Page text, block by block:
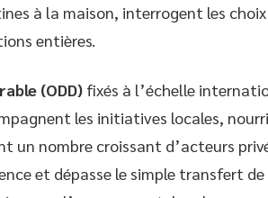
à la maison, interrogent les
entières.
(ODD) fixés à l’échelle
les initiatives locales,
nombre croissant d’acteurs
et dépasse le simple transfert